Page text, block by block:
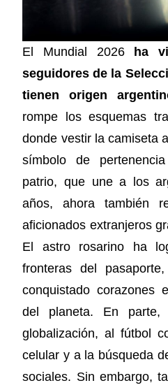
El Mundial 2026 ha
seguidores de la
tienen origen
rompe los esquemas
donde vestir la camiseta
símbolo de
patrio, que une a los
años, ahora también
aficionados extranjeros
El astro rosarino ha
fronteras del
conquistado corazones
del planeta. En
globalización, al fútbol
celular y a la búsqueda
sociales. Sin embargo,